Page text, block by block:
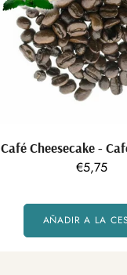
Café Cheesecake -
Precio
€5,75
AÑADIR A LA